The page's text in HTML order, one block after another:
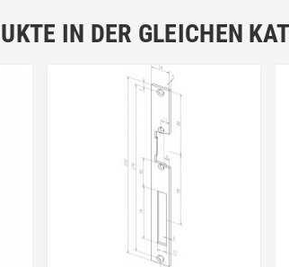
IN DER GLEICHEN